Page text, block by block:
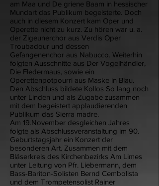
am Maa und De griene Baam in hessischer
Mundart das Publikum begeisterte. Doch
auch in diesem Konzert kam Oper und
Operette nicht zu kurz. Zu hören war u. a.
der Zigeunerchor aus Verdis Oper
Troubadour und dessen
Gefangenenchor aus Nabucco. Weiterhin
folgten Ausschnitte aus Der Vogelhändler,
Die Fledermaus, sowie ein
Operettenpotpourri aus Maske in Blau.
Den Abschluss bildete Kollos So lang noch
unter Linden und als Zugabe zusammen
mit dem begeistert applaudierenden
Publikum das Sierra madre.
Am 19.November desgleichen Jahres
folgte als Abschlussveranstaltung im 90.
Geburtstagsjahr ein Konzert der
besonderen Art. Zusammen mit dem
Bläserkreis des Kirchenbezirks Am Limes
unter Leitung von Pfr. Liebermann, dem
Bass-Bariton-Solisten Bernd Cembolista
und dem Trompetensolist Rainer